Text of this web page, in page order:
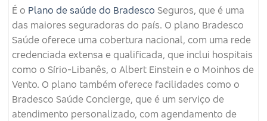
É o Plano de saúde do Bradesco Seguros, que é uma
das maiores seguradoras do país. O plano Bradesco
Saúde oferece uma cobertura nacional, com uma rede
credenciada extensa e qualificada, que inclui hospitais
como o Sírio-Libanês, o Albert Einstein e o Moinhos de
Vento. O plano também oferece facilidades como o
Bradesco Saúde Concierge, que é um serviço de
atendimento personalizado, com agendamento de